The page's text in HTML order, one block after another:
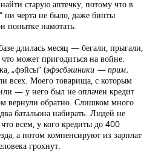
старую аптечку, потому что в
ни черта не было, даже бинты
попытке намотать.
длилась месяц — бегали, прыгали,
может пригодиться на войне.
„фэйсы“ (эфэсбэшники — прим.
всех. Моего товарища, с которым
— у него был не оплачен кредит
вернули обратно. Слишком много
батальона набирать. Людей не
всем, у кого кредиты до 400
а потом компенсируют из зарплат
грохнут.